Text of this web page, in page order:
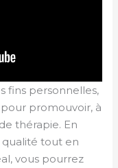
fins personnelles,
promouvoir, à
thérapie. En
tout en
vous pourrez